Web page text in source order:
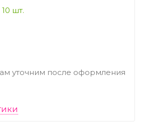
шт.
уточним после оформления